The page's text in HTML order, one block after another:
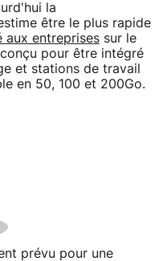
la
être le plus rapide
aux entreprises sur le
pour être intégré
et stations de travail
en 50, 100 et 200Go.
prévu pour une